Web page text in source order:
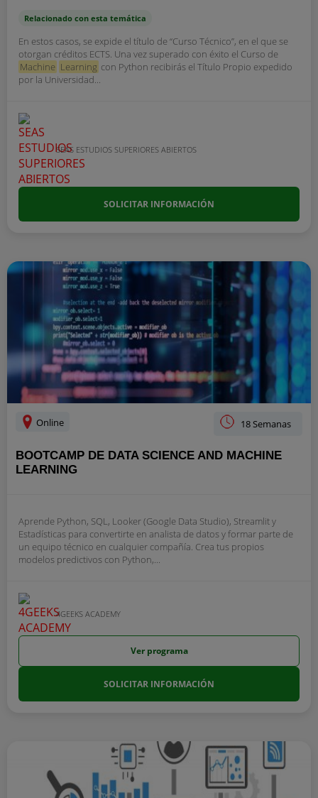
Relacionado con esta temática
En estos casos, se expide el título de “Curso Técnico”, en el que se
otorgan créditos ECTS. Una vez superado con éxito el Curso de
Machine Learning con Python recibirás el Título Propio expedido
por la Universidad...
SEAS ESTUDIOS SUPERIORES ABIERTOS
SOLICITAR INFORMACIÓN
Online 18 Semanas
BOOTCAMP DE DATA SCIENCE AND MACHINE
LEARNING
Aprende Python, SQL, Looker (Google Data Studio), Streamlit y
Estadísticas para convertirte en analista de datos y formar parte de
un equipo técnico en cualquier compañía. Crea tus propios
modelos predictivos con Python,...
4GEEKS ACADEMY
Ver programa
SOLICITAR INFORMACIÓN